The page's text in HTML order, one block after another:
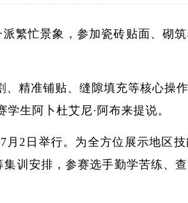
繁忙景象，参加瓷砖贴面、砌
精准铺贴、缝隙填充等核心操
生阿卜杜艾尼·阿布来提说。
2日举行。为全方位展示地区
训安排，参赛选手勤学苦练、